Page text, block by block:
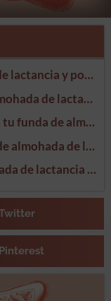
¿Qué es una funda de almohada de lactancia y por qué necesitas una?
Cómo elegir la mejor funda de almohada de lactancia para ti
Consejos de mantenimiento para tu funda de almohada de lactancia
Los 5 mejores modelos de funda de almohada de lactancia del mercado
Dónde comprar fundas de almohada de lactancia a buen precio
Pinterest